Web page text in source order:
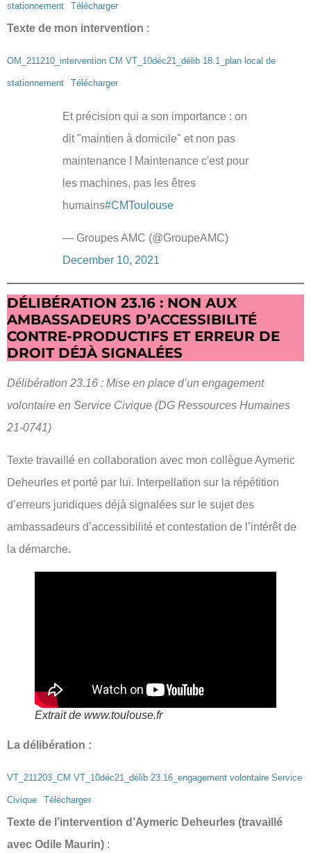
stationnement Télécharger
Texte de mon intervention :
OM_211210_intervention CM VT_10déc21_délib 18.1_plan local de
stationnement Télécharger
Et précision qui a son importance : on
dit "maintien à domicile" et non pas
maintenance ! Maintenance c'est pour
les machines, pas les êtres
humains#CMToulouse
— Groupes AMC (@GroupeAMC)
December 10, 2021
DÉLIBÉRATION 23.16 : NON AUX
AMBASSADEURS D’ACCESSIBILITÉ
CONTRE-PRODUCTIFS ET ERREUR DE
DROIT DÉJÀ SIGNALÉES
Délibération 23.16 : Mise en place d’un engagement
volontaire en Service Civique (DG Ressources Humaines
21-0741)
Texte travaillé en collaboration avec mon collègue Aymeric
Deheurles et porté par lui. Interpellation sur la répétition
d’erreurs juridiques déjà signalées sur le sujet des
ambassadeurs d’accessibilité et contestation de l’intérêt de
la démarche.
Extrait de www.toulouse.fr
La délibération :
VT_211203_CM VT_10déc21_délib 23.16_engagement volontaire Service
Civique Télécharger
Texte de l’intervention d’Aymeric Deheurles (travaillé
avec Odile Maurin) :